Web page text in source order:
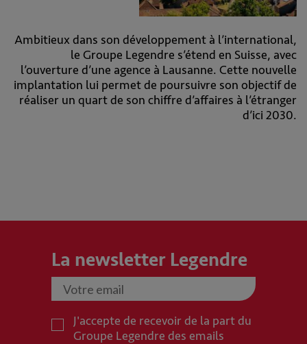
Ambitieux dans son développement à l’international,
le Groupe Legendre s’étend en Suisse, avec
l’ouverture d’une agence à Lausanne. Cette nouvelle
implantation lui permet de poursuivre son objectif de
réaliser un quart de son chiffre d’affaires à l’étranger
d’ici 2030.
La newsletter Legendre
J'accepte de recevoir de la part du
Groupe Legendre des emails